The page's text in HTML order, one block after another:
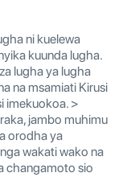
ni kuelewa
kuunda lugha.
lugha ya lugha
na msamiati Kirusi
imekuokoa. >
jambo muhimu
orodha ya
wakati wako na
changamoto sio